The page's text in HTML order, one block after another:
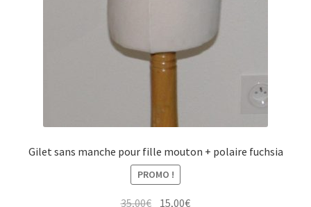
Gilet sans manche pour fille mouton + polaire fuchsia
PROMO !
35,00€ Le15,00€Le